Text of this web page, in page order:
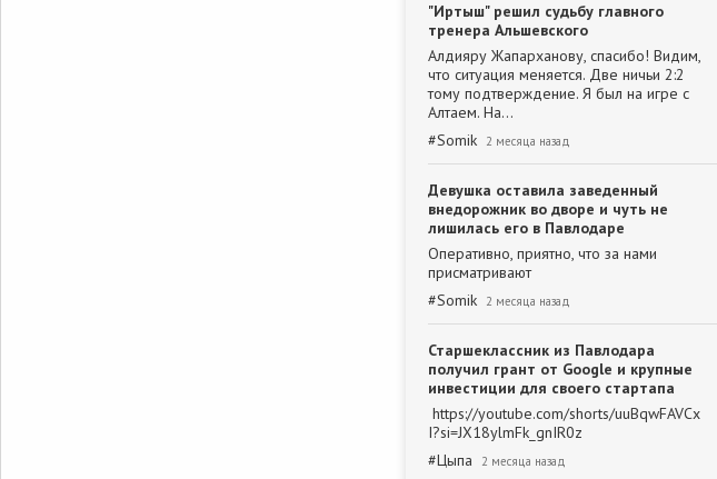
"Иртыш" решил судьбу главного
тренера Альшевского
Алдияру Жапарханову, спасибо! Видим,
что ситуация меняется. Две ничьи 2:2
тому подтверждение. Я был на игре с
Алтаем. На…
#Somik 2 месяца назад
Девушка оставила заведенный
внедорожник во дворе и чуть не
лишилась его в Павлодаре
Оперативно, приятно, что за нами
присматривают
#Somik 2 месяца назад
Старшеклассник из Павлодара
получил грант от Google и крупные
инвестиции для своего стартапа
https://youtube.com/shorts/uuBqwFAVCx
I?si=JX18ylmFk_gnIR0z
#Цыпа 2 месяца назад